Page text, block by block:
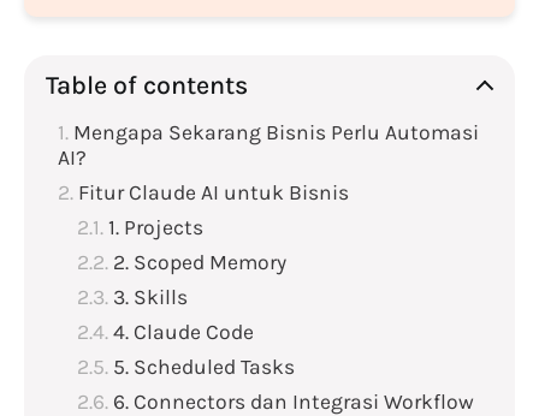
Table of contents
Mengapa Sekarang Bisnis Perlu Automasi
AI?
Fitur Claude AI untuk Bisnis
1. Projects
2. Scoped Memory
3. Skills
4. Claude Code
5. Scheduled Tasks
6. Connectors dan Integrasi Workflow